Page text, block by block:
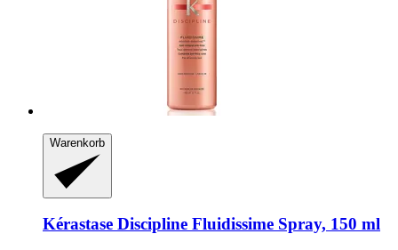
Warenkorb
Kérastase Discipline Fluidissime Spray, 150 ml